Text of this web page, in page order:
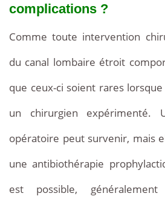
complications ?
Comme toute intervention
du canal lombaire étroit
que ceux-ci soient rares
un chirurgien expérimenté.
opératoire peut survenir, mais
une antibiothérapie
est possible,